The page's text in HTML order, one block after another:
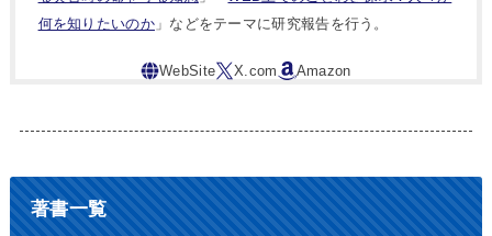
何を知りたいのか」などをテーマに研究報告を行う。
著書一覧